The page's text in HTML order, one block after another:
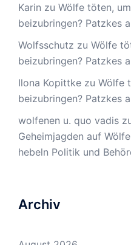
Karin zu Wölfe töten,
beizubringen? Patzkes
Wolfsschutz zu Wölfe
beizubringen? Patzkes
Ilona Kopittke zu Wölfe
beizubringen? Patzkes
wolfenen u. quo vadis
Geheimjagden auf
hebeln Politik und
Archiv